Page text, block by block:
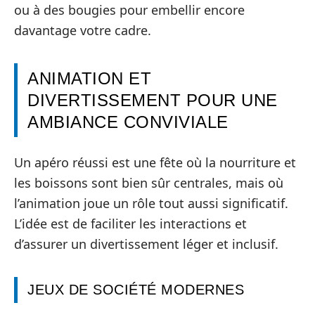
ou à des bougies pour embellir encore
davantage votre cadre.
ANIMATION ET
DIVERTISSEMENT POUR UNE
AMBIANCE CONVIVIALE
Un apéro réussi est une fête où la nourriture et
les boissons sont bien sûr centrales, mais où
l’animation joue un rôle tout aussi significatif.
L’idée est de faciliter les interactions et
d’assurer un divertissement léger et inclusif.
JEUX DE SOCIÉTÉ MODERNES